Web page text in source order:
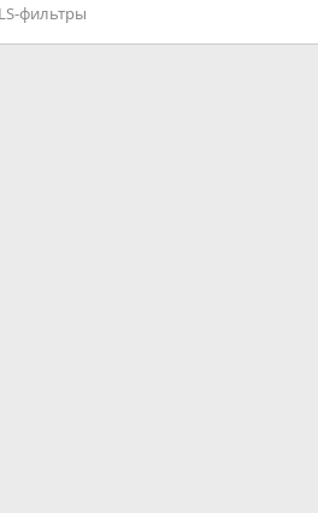
фильтры